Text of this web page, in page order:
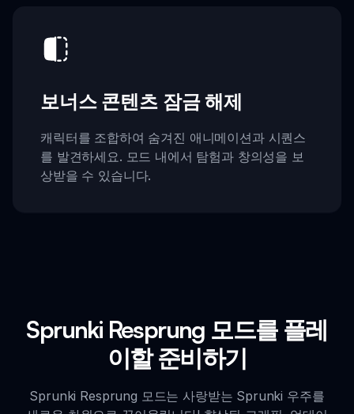
보너스 콘텐츠 잠금 해제
캐릭터를 조합하여 숨겨진 애니메이션과 시퀀스
를 발견하세요. 모드 내에서 탐험과 창의성을 보
상받을 수 있습니다.
Sprunki Resprung 모드를 플레
이할 준비하기
Sprunki Resprung 모드는 사랑받는 Sprunki 우주를